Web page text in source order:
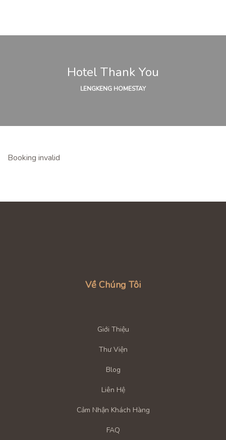
Hotel Thank You
LENGKENG HOMESTAY
Booking invalid
Về Chúng Tôi
Giới Thiệu
Thư Viện
Blog
Liên Hệ
Cảm Nhận Khách Hàng
FAQ